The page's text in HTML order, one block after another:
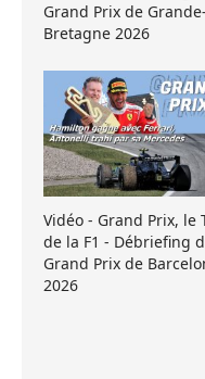
Grand Prix de Grande-
Bretagne 2026
Vidéo - Grand Prix, le
de la F1 - Débriefing
Grand Prix de
2026